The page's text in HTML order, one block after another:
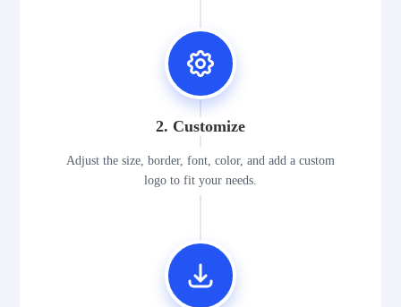
2. Customize
Adjust the size, border, font, color, and add a custom
logo to fit your needs.